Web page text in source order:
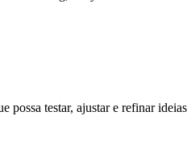
testar, ajustar e refinar